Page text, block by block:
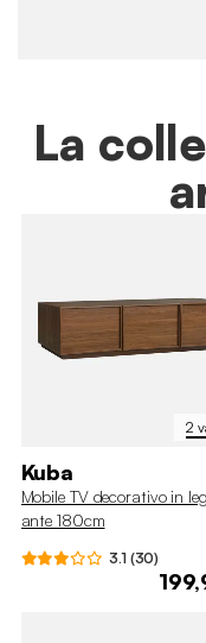
La
2
Kuba
Mobile TV decorativo in
ante 180cm
3.1 (30)